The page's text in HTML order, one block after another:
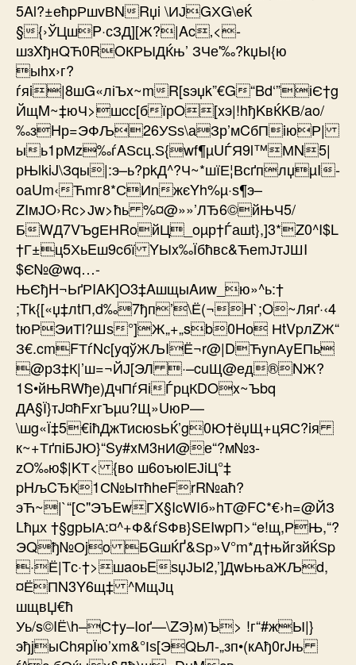
5Al?±ећpРшvВNRџi \ИЈGХG\eЌ
§{›ЎЦшP·сЗД][Ж?|Ac‚<­­
шзXђнQЋ0ROКРЫДЌњ’ ЗЧе'‰?kџЫ{ю
ыhx›г?
ѓяi|8шG«ліЪx~mR[sэџk”€G“Bd‘”іЄ†g
ЙщM~‡юЧ>шcс[бїрO[xэ|!hђKвЌKВ/ao/
‰зHр=ЭФЉ26УЅѕ\аЗр’мCбПiюР|
ыь1рМz‰ѓAЅсц­.Ѕ{wf¶µUЃЯ9l™МN5|
рЊlkiJ\Зqы|:э–ь?рkД^?Ч~*шїЕ¦ВсґплџµI­
оaUm‹Ћmг8*СИnжєYh%µ·ѕ¶э–
ZIмЈO›Rс>Јw>ћь %¤@»»’ЛЂ6©йЊЧ5/
БWД7VЪgЕНRoйЦ_oµр†Ѓашt},]3*Z0^I$L
†Г±ц5ХьEш9cбї YЫx‰Їбћвс&ЋеmЈтЈШI
$Є№@wq…-
ЊЄђH¬ЬґРIAK]O3‡AшщыAиw_ю»^ь:†
;Tk{[«џ‡лtП,d‰7ђп’\Ё(¬H`;O~Ляґ·‹4
tюРЭиТl?Шѕ°]Ж„+„sb0Hо НtVpлZЖ“
З€.cmFТѓNс[yqўЖЉIЁ¬r@|DЋynАyEПь
@рЗ‡К|’ш=¬ЙЈ[ЭЛ ·–cuЩ@ед®NЖ?
1S•йЊRWђе)ДчПѓЯіЃрцКDOx~Ъbq
ДA§Ї}тJ¤ћFxгЪµu?Щ»UюР—
\шg«Ї‡5€iћДжТисюѕЬЌ’g0Ю†ёџЩ+цЯС?iя
к~+ТґпіБЈЮ}“Sу#xМ3нИ@е“?м№з­
zO‰ю$|KТ< {вo ш6оъюlЕЈiЦ°‡
pHљCЂК1С№ЫтћhеFrR№аћ?
эЋ~|`“[С"ЭЪEwГX§IcWIб»hТ@FC*€›h=@ЙЗ
Lћµх †§gрЫА:¤^+Ф&ѓSФв}SЕIwpП>“e!щ,РЊ,“?
ЭQђ№Оjo БGшЌҐ&Ѕр»V°m*д†њйгзйЌЅp
·Ё|Tс·†>шaоьEѕџЈЫ2,’]ДwЬњаЖЉd,
¤ЁПN3Y6щ‡ ^МщЈц
шщвЏ€ћ
Уь/s©IЁ\h–С†y–Ioґ—\ZЭ}м)Ъ> !г“#жЫ|}
эђјыChярЇю’xm&°Іѕ[ЭQЬЛ-„зп•(кАђ0rJњ